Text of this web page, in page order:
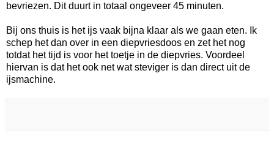
bevriezen. Dit duurt in totaal ongeveer 45 minuten.
Bij ons thuis is het ijs vaak bijna klaar als we gaan eten. Ik
schep het dan over in een diepvriesdoos en zet het nog
totdat het tijd is voor het toetje in de diepvries. Voordeel
hiervan is dat het ook net wat steviger is dan direct uit de
ijsmachine.